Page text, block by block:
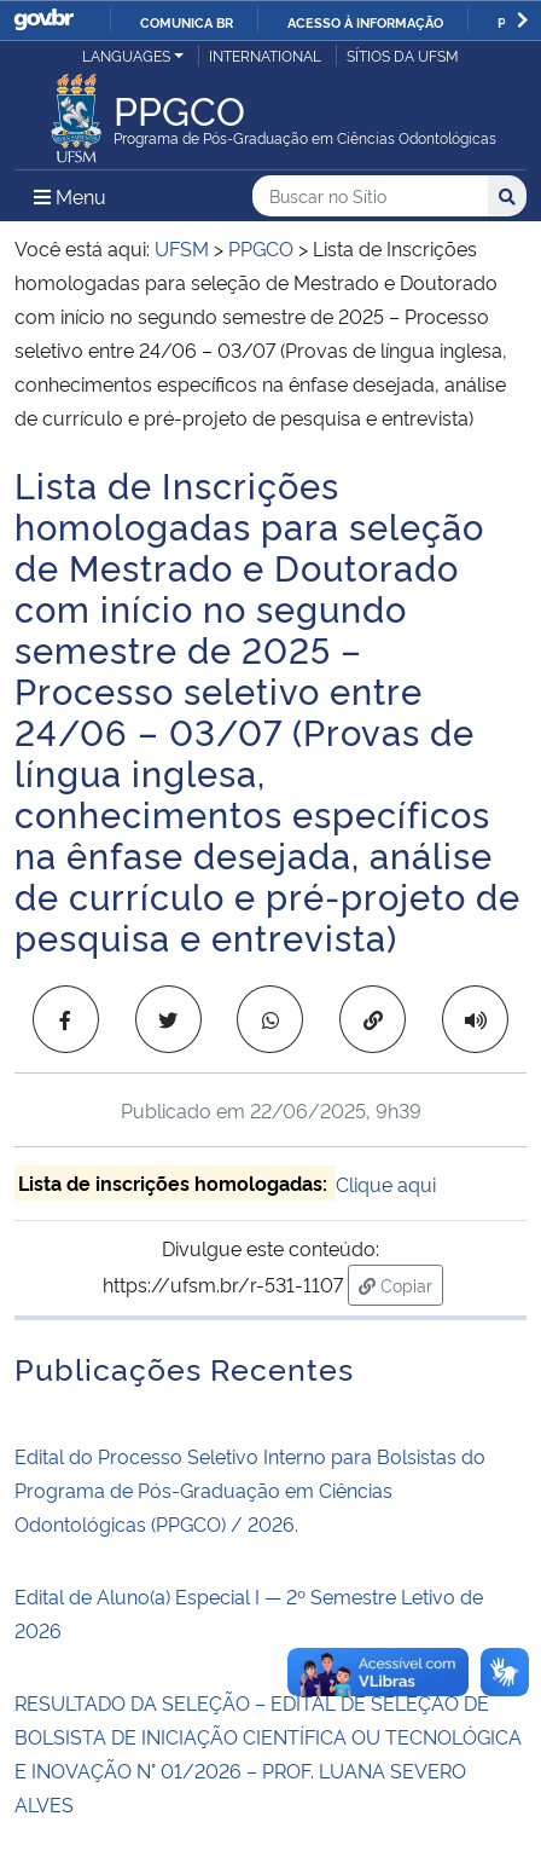
IR
COMUNICA BR ACESSO À INFORMAÇÃO
Ministério da Justiça e Segurança Pública
Ministério da Defesa
Ministério das Relações Exteriores
Ministério da Economia
Ministério da Agricultura, Pecuária e Abastecimento
Ministério da Educação
Ministério da Cidadania
Ministério da Saúde
Ministério de Minas e Energia
Ministério da Ciência, Tecnologia, Inovações e Comunicações
Ministério do Meio Ambiente
Ministério do Turismo
Ministério do Desenvolvimento Regional
Controladoria-Geral da União
Ministério da Mulher, da Família e dos Direitos Humanos
Secretaria de Governo
Gabinete de Segurança Institucional
Planalto
LANGUAGES INTERNATIONAL SÍTIOS DA UFSM
PPGCO
Programa de Pós-Graduação em Ciências Odontológicas
Menu Menu Principal do Sítio
Busca
Buscar no no Sítio
Busca:
Você está aqui: UFSM > PPGCO > Lista de Inscrições
homologadas para seleção de Mestrado e Doutorado
com início no segundo semestre de 2025 – Processo
seletivo entre 24/06 – 03/07 (Provas de língua inglesa,
conhecimentos específicos na ênfase desejada, análise
de currículo e pré-projeto de pesquisa e entrevista)
Início do conteúdo
Lista de Inscrições
homologadas para seleção
de Mestrado e Doutorado
com início no segundo
semestre de 2025 –
Processo seletivo entre
24/06 – 03/07 (Provas de
língua inglesa,
conhecimentos específicos
na ênfase desejada, análise
de currículo e pré-projeto de
pesquisa e entrevista)
Copiar para área
Publicado em 22/06/2025, 9h39
Lista de inscrições homologadas: Clique aqui
Divulgue este conteúdo:
https://ufsm.br/r-531-1107
Copiar
para área de
Publicações Recentes
Edital do Processo Seletivo Interno para Bolsistas do
Programa de Pós-Graduação em Ciências
Odontológicas (PPGCO) / 2026.
Edital de Aluno(a) Especial I — 2º Semestre Letivo de
2026
RESULTADO DA SELEÇÃO – EDITAL DE SELEÇÃO DE
BOLSISTA DE INICIAÇÃO CIENTÍFICA OU TECNOLÓGICA
E INOVAÇÃO N° 01/2026 – PROF. LUANA SEVERO
ALVES